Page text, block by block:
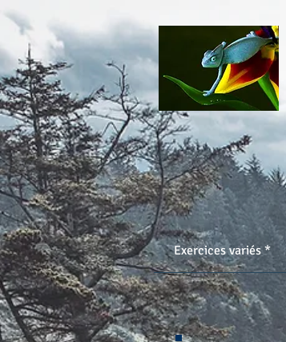
Exercices variés *